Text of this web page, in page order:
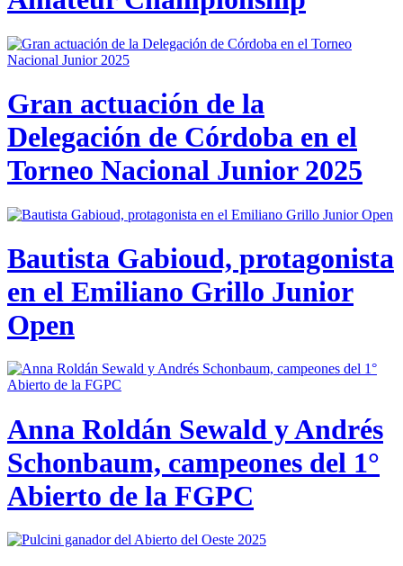
Gran actuación de la
Delegación de Córdoba en el
Torneo Nacional Junior 2025
Bautista Gabioud, protagonista
en el Emiliano Grillo Junior
Open
Anna Roldán Sewald y Andrés
Schonbaum, campeones del 1°
Abierto de la FGPC